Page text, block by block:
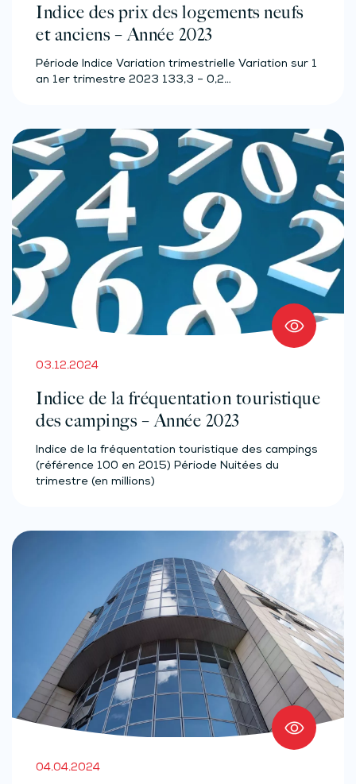
Indice des prix des logements neufs
et anciens – Année 2023
Période Indice Variation trimestrielle Variation sur 1
an 1er trimestre 2023 133,3 – 0,2…
03.12.2024
Indice de la fréquentation touristique
des campings – Année 2023
Indice de la fréquentation touristique des campings
(référence 100 en 2015) Période Nuitées du
trimestre (en millions)
04.04.2024